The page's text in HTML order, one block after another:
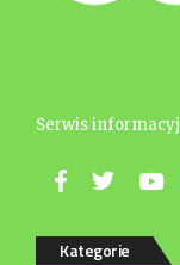
Serwis
Kategorie